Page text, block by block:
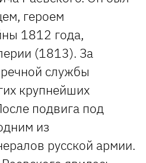
героем
1812 года,
(1813). За
службы
крупнейших
подвига под
из
русской армии.